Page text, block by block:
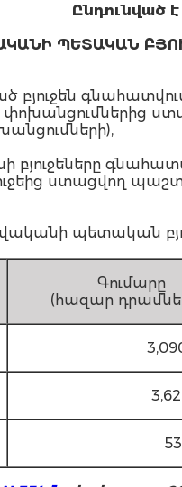
Ընդունված է
ՊԵՏԱԿԱՆ
գնահատվում
փոխանցումներից
ստացվող
պետական
Գումարը
(հազար